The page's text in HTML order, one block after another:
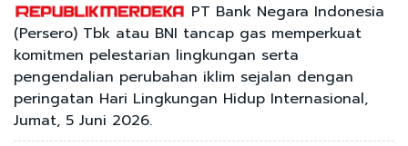
PT Bank Negara Indonesia
(Persero) Tbk atau BNI tancap gas memperkuat
komitmen pelestarian lingkungan serta
pengendalian perubahan iklim sejalan dengan
peringatan Hari Lingkungan Hidup Internasional,
Jumat, 5 Juni 2026.